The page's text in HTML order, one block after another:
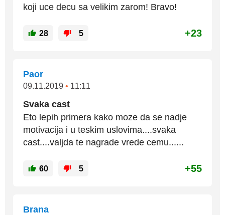
koji uce decu sa velikim zarom! Bravo!
28 5 +23
Paor
09.11.2019 • 11:11
Svaka cast
Eto lepih primera kako moze da se nadje
motivacija i u teskim uslovima....svaka
cast....valjda te nagrade vrede cemu......
60 5 +55
Brana